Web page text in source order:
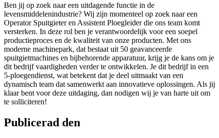
Ben jij op zoek naar een uitdagende functie in de
levensmiddelenindustrie? Wij zijn momenteel op zoek naar een
Operator Spuitgieter en Assistent Ploegleider die ons team komt
versterken. In deze rol ben je verantwoordelijk voor een soepel
productieproces en de kwaliteit van onze producten. Met ons
moderne machinepark, dat bestaat uit 50 geavanceerde
spuitgietmachines en bijbehorende apparatuur, krijg je de kans om je
dit bedrijf vaardigheden verder te ontwikkelen. Je dit bedrijf in een
5-ploegendienst, wat betekent dat je deel uitmaakt van een
dynamisch team dat samenwerkt aan innovatieve oplossingen. Als jij
klaar bent voor deze uitdaging, dan nodigen wij je van harte uit om
te solliciteren!
Publicerad den